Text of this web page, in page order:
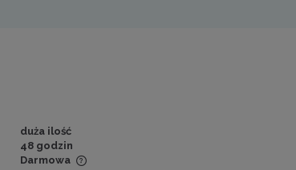
duża ilość
48 godzin
Darmowa